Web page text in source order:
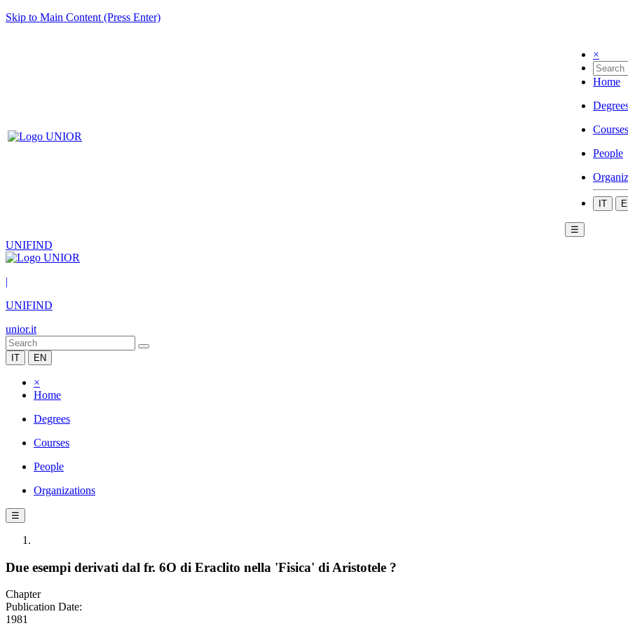
Skip to Main Content (Press Enter)
×
Home
Courses
People
IT
☰
UNIFIND
|
UNIFIND
unior.it
IT EN
×
Home
Degrees
Courses
People
Organizations
☰
Due esempi derivati dal fr. 6O di Eraclito nella 'Fisica' di Aristotele ?
Chapter
Publication Date:
1981